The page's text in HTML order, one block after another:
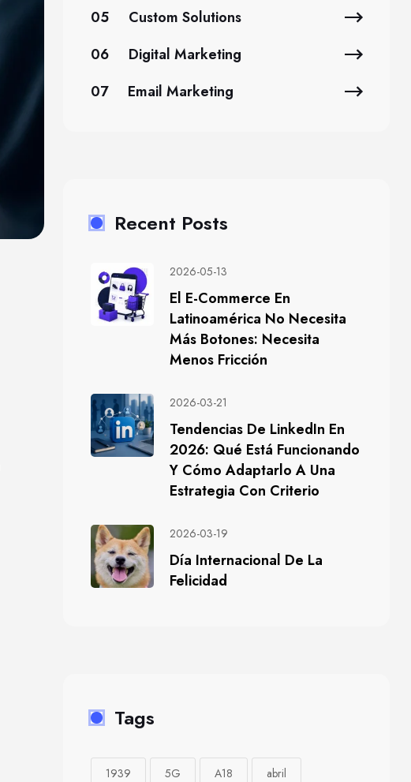
05
Custom Solutions
06
Digital Marketing
07
Email Marketing
Recent Posts
2026-05-13
El E-Commerce En
Latinoamérica No Necesita
Más Botones: Necesita
Menos Fricción
2026-03-21
Tendencias De LinkedIn En
2026: Qué Está Funcionando
Y Cómo Adaptarlo A Una
Estrategia Con Criterio
2026-03-19
Día Internacional De La
Felicidad
Tags
1939 5G A18 abril